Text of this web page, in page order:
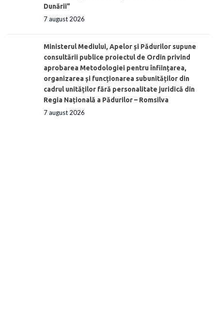
Dunării”
7 august 2026
Ministerul Mediului, Apelor și Pădurilor supune
consultării publice proiectul de Ordin privind
aprobarea Metodologiei pentru înființarea,
organizarea și funcționarea subunităților din
cadrul unităților fără personalitate juridică din
Regia Națională a Pădurilor – Romsilva
7 august 2026